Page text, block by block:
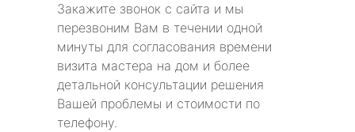
Закажите звонок с сайта и мы
перезвоним Вам в течении одной
минуты для согласования времени
визита мастера на дом и более
детальной консультации решения
Вашей проблемы и стоимости по
телефону.